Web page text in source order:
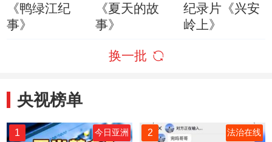
《鸭绿江纪
事》
《夏天的故
事》
纪录片《兴安
岭上》
换一批
央视榜单
1 今日亚洲 2 法治在线